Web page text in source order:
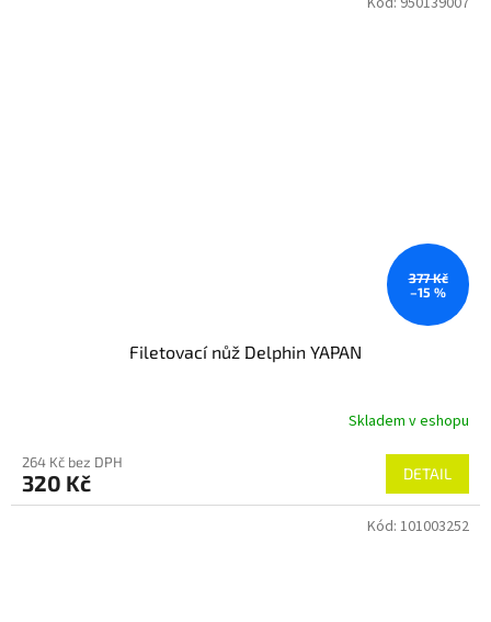
377 Kč
–15 %
Filetovací nůž Delphin YAPAN
Skladem v eshopu
264 Kč bez DPH
320 Kč DETAIL
Kód: 101003252